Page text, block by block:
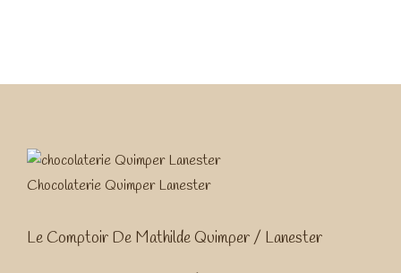
Chocolaterie Quimper Lanester
Le Comptoir De Mathilde Quimper / Lanester